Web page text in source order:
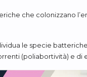
che colonizzano
le specie
(poliabortività) e di